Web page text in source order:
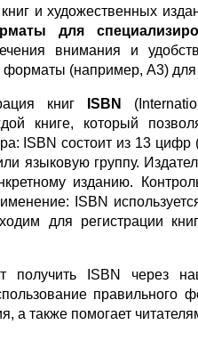
и художественных
для
внимания и
(например, A3)
книг ISBN
книге, который
ISBN состоит из 13
языковую группу.
изданию.
ISBN
для регистрации
получить ISBN через
правильного
а также помогает